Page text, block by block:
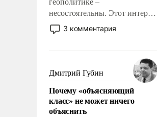
несостоятельны. Этот интерес
рационален и прагматичен. Он
обусловлен тысячелетним
фундаментальным знанием,
что мировая политика имеет
свойство заявляться на порог
нашего дома.
3 комментария
Дмитрий Губин
Почему «объясняющий
класс» не может ничего
объяснить